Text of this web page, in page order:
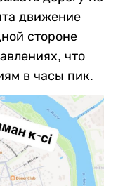
движение
стороне
что
в часы пик.